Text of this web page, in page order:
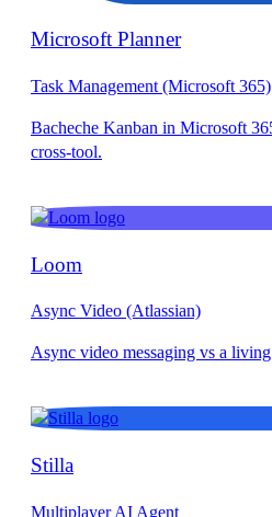
Microsoft Planner
Task Management (Microsoft 365)
Loom
Async Video (Atlassian)
Stilla
Multiplayer AI Agent